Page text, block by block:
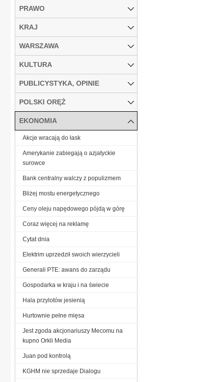
PRAWO
KRAJ
WARSZAWA
KULTURA
PUBLICYSTYKA, OPINIE
POLSKI ORĘŻ
EKONOMIA
Akcje wracają do łask
Amerykanie zabiegają o azjatyckie
surowce
Bank centralny walczy z populizmem
Bliżej mostu energetycznego
Ceny oleju napędowego pójdą w górę
Coraz więcej na reklamę
Cytat dnia
Elektrim uprzedził swoich wierzycieli
Generali PTE: awans do zarządu
Gospodarka w kraju i na świecie
Hala przylotów jesienią
Hurtownie pełne mięsa
Jest zgoda akcjonariuszy Mecomu na
kupno Orkli Media
Juan pod kontrolą
KGHM nie sprzedaje Dialogu